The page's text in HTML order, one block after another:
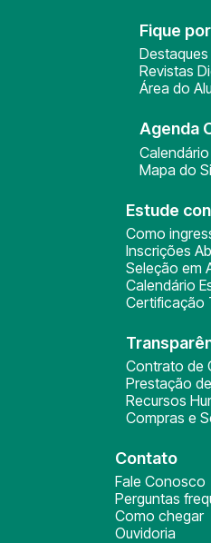
Fique
Destaques
Revistas
Área do
Agenda
Mapa do
Estude
Como
Inscrições
Seleção em
Calendário
Certificação
Contrato de
Prestação
Recursos
Compras e
Contato
Fale Conosco
Perguntas
Como chegar
Ouvidoria